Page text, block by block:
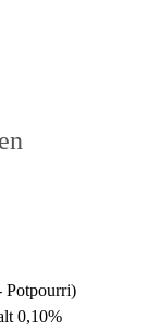
Potpourri)
0,10%